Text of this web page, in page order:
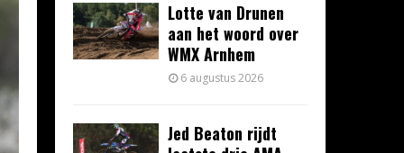
Lotte van Drunen
aan het woord over
WMX Arnhem
6 augustus 2026
Jed Beaton rijdt